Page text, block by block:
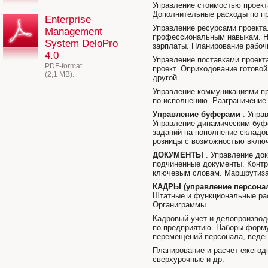
Enterprise
Management
System DeloPro
4.0
PDF-format
(2,1 MB).
Управление стоимостью
Дополнительные расходы по
Управление ресурсами
профессиональным навыкам.
зарплаты. Планирование
Управление поставками
проект. Оприходование
другой
Управление коммуникациями
по исполнению.
Управление буферами .
Управление динамическим
заданий на пополнение
розницы с возможностью
ДОКУМЕНТЫ . Управление
подчиненные документы.
ключевым словам.
КАДРЫ (управление
Штатные и функциональные
Органиграммы
Кадровый учет и
по предприятию. Наборы
перемещений персонала,
Планирование и расчет
сверхурочные и др.